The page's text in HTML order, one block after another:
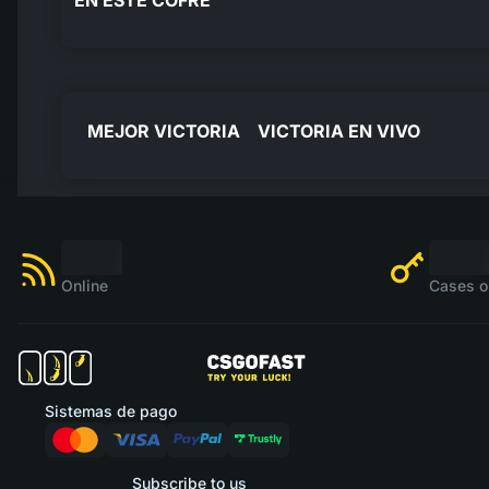
MEJOR VICTORIA VICTORIA EN VIVO
Online Cases
Subscribe to us
Sistemas de pago